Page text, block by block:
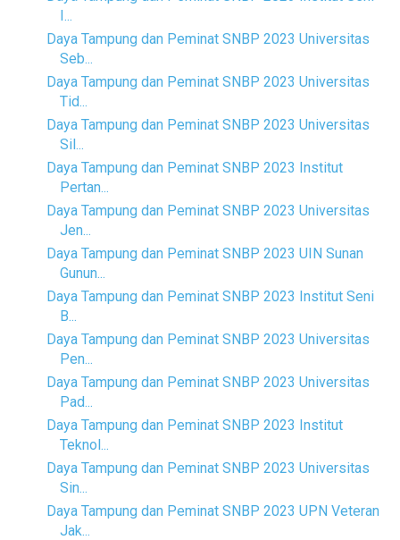
I...
Daya Tampung dan Peminat SNBP 2023 Universitas
Seb...
Daya Tampung dan Peminat SNBP 2023 Universitas
Tid...
Daya Tampung dan Peminat SNBP 2023 Universitas
Sil...
Daya Tampung dan Peminat SNBP 2023 Institut
Pertan...
Daya Tampung dan Peminat SNBP 2023 Universitas
Jen...
Daya Tampung dan Peminat SNBP 2023 UIN Sunan
Gunun...
Daya Tampung dan Peminat SNBP 2023 Institut Seni
B...
Daya Tampung dan Peminat SNBP 2023 Universitas
Pen...
Daya Tampung dan Peminat SNBP 2023 Universitas
Pad...
Daya Tampung dan Peminat SNBP 2023 Institut
Teknol...
Daya Tampung dan Peminat SNBP 2023 Universitas
Sin...
Daya Tampung dan Peminat SNBP 2023 UPN Veteran
Jak...